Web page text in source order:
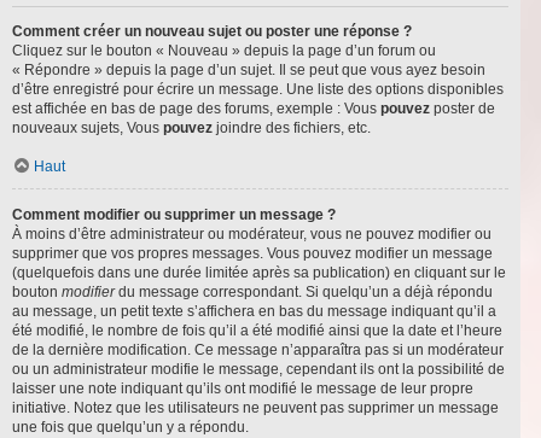
Comment créer un nouveau sujet ou poster une réponse ?
Cliquez sur le bouton « Nouveau » depuis la page d’un forum ou
« Répondre » depuis la page d’un sujet. Il se peut que vous ayez besoin
d’être enregistré pour écrire un message. Une liste des options disponibles
est affichée en bas de page des forums, exemple : Vous pouvez poster de
nouveaux sujets, Vous pouvez joindre des fichiers, etc.
Haut
Comment modifier ou supprimer un message ?
À moins d’être administrateur ou modérateur, vous ne pouvez modifier ou
supprimer que vos propres messages. Vous pouvez modifier un message
(quelquefois dans une durée limitée après sa publication) en cliquant sur le
bouton modifierdu message correspondant. Si quelqu’un a déjà répondu
au message, un petit texte s’affichera en bas du message indiquant qu’il a
été modifié, le nombre de fois qu’il a été modifié ainsi que la date et l’heure
de la dernière modification. Ce message n’apparaîtra pas si un modérateur
ou un administrateur modifie le message, cependant ils ont la possibilité de
laisser une note indiquant qu’ils ont modifié le message de leur propre
initiative. Notez que les utilisateurs ne peuvent pas supprimer un message
une fois que quelqu’un y a répondu.